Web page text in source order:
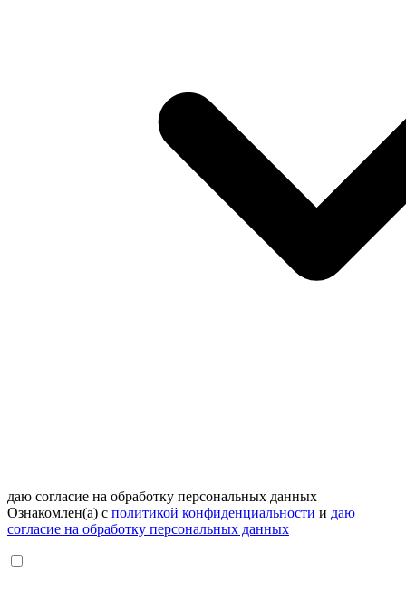
даю согласие на обработку персональных данных
Ознакомлен(а) с политикой конфиденциальности и даю
согласие на обработку персональных данных